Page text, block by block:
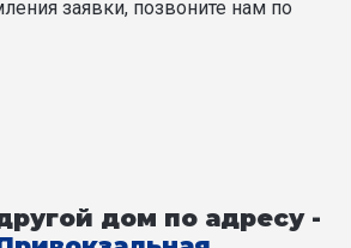
заявки, позвоните нам по
дом по адресу -